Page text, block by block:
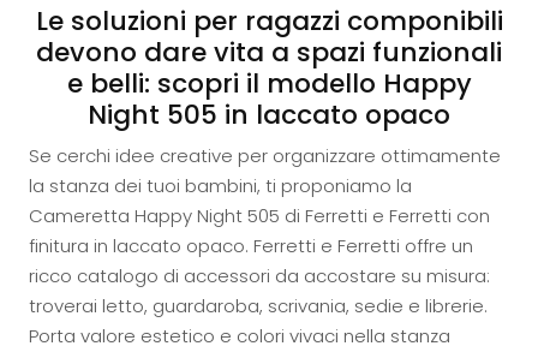
Le soluzioni per ragazzi componibili
devono dare vita a spazi funzionali
e belli: scopri il modello Happy
Night 505 in laccato opaco
Se cerchi idee creative per organizzare ottimamente
la stanza dei tuoi bambini, ti proponiamo la
Cameretta Happy Night 505 di Ferretti e Ferretti con
finitura in laccato opaco. Ferretti e Ferretti offre un
ricco catalogo di accessori da accostare su misura:
troverai letto, guardaroba, scrivania, sedie e librerie.
Porta valore estetico e colori vivaci nella stanza